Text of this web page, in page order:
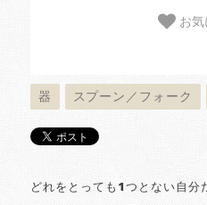
お
器 スプーン／フォーク
どれをとっても1つとない自分